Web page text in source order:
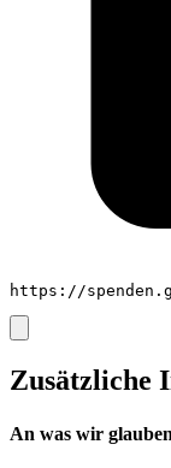
https://
Zusätzliche
An was wir glauben